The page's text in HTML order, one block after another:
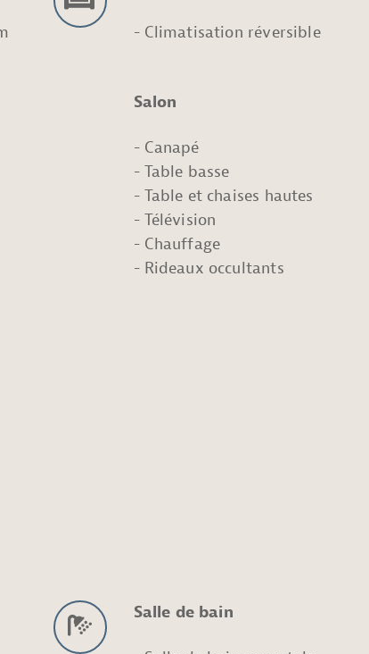
Climatisation réversible
Salon
Canapé
Table basse
Table et chaises hautes
Télévision
Chauffage
Rideaux occultants
Salle de bain